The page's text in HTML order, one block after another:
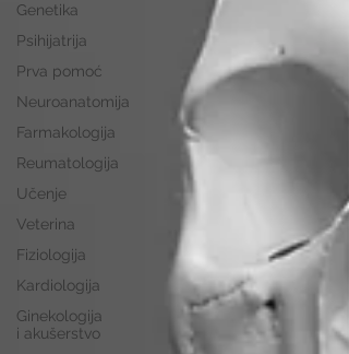
Genetika
Psihijatrija
Prva pomoć
Neuroanatomija
Farmakologija
Reumatologija
Učenje
Veterina
Fiziologija
Kardiologija
Ginekologija
i akušerstvo